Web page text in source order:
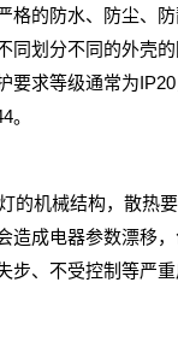
格的防水、防尘、
同划分不同的外壳
要求等级通常为
。
的机械结构，散热
造成电器参数漂移
步、不受控制等严重